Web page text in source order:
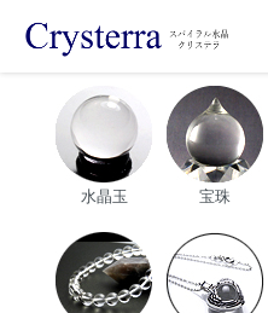
水晶玉 宝珠